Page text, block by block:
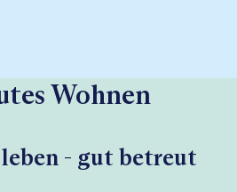
Wohnen
- gut betreut